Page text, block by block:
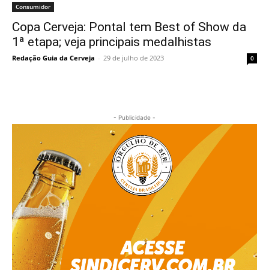
Consumidor
Copa Cerveja: Pontal tem Best of Show da
1ª etapa; veja principais medalhistas
Redação Guia da Cerveja - 29 de julho de 2023 0
- Publicidade -